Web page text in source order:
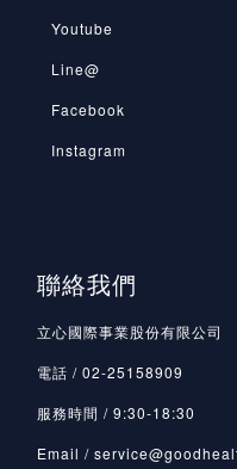
Youtube
Line@
Facebook
Instagram
聯絡我們
立心國際事業股份有限公司
電話 / 02-25158909
服務時間 / 9:30-18:30
Email /